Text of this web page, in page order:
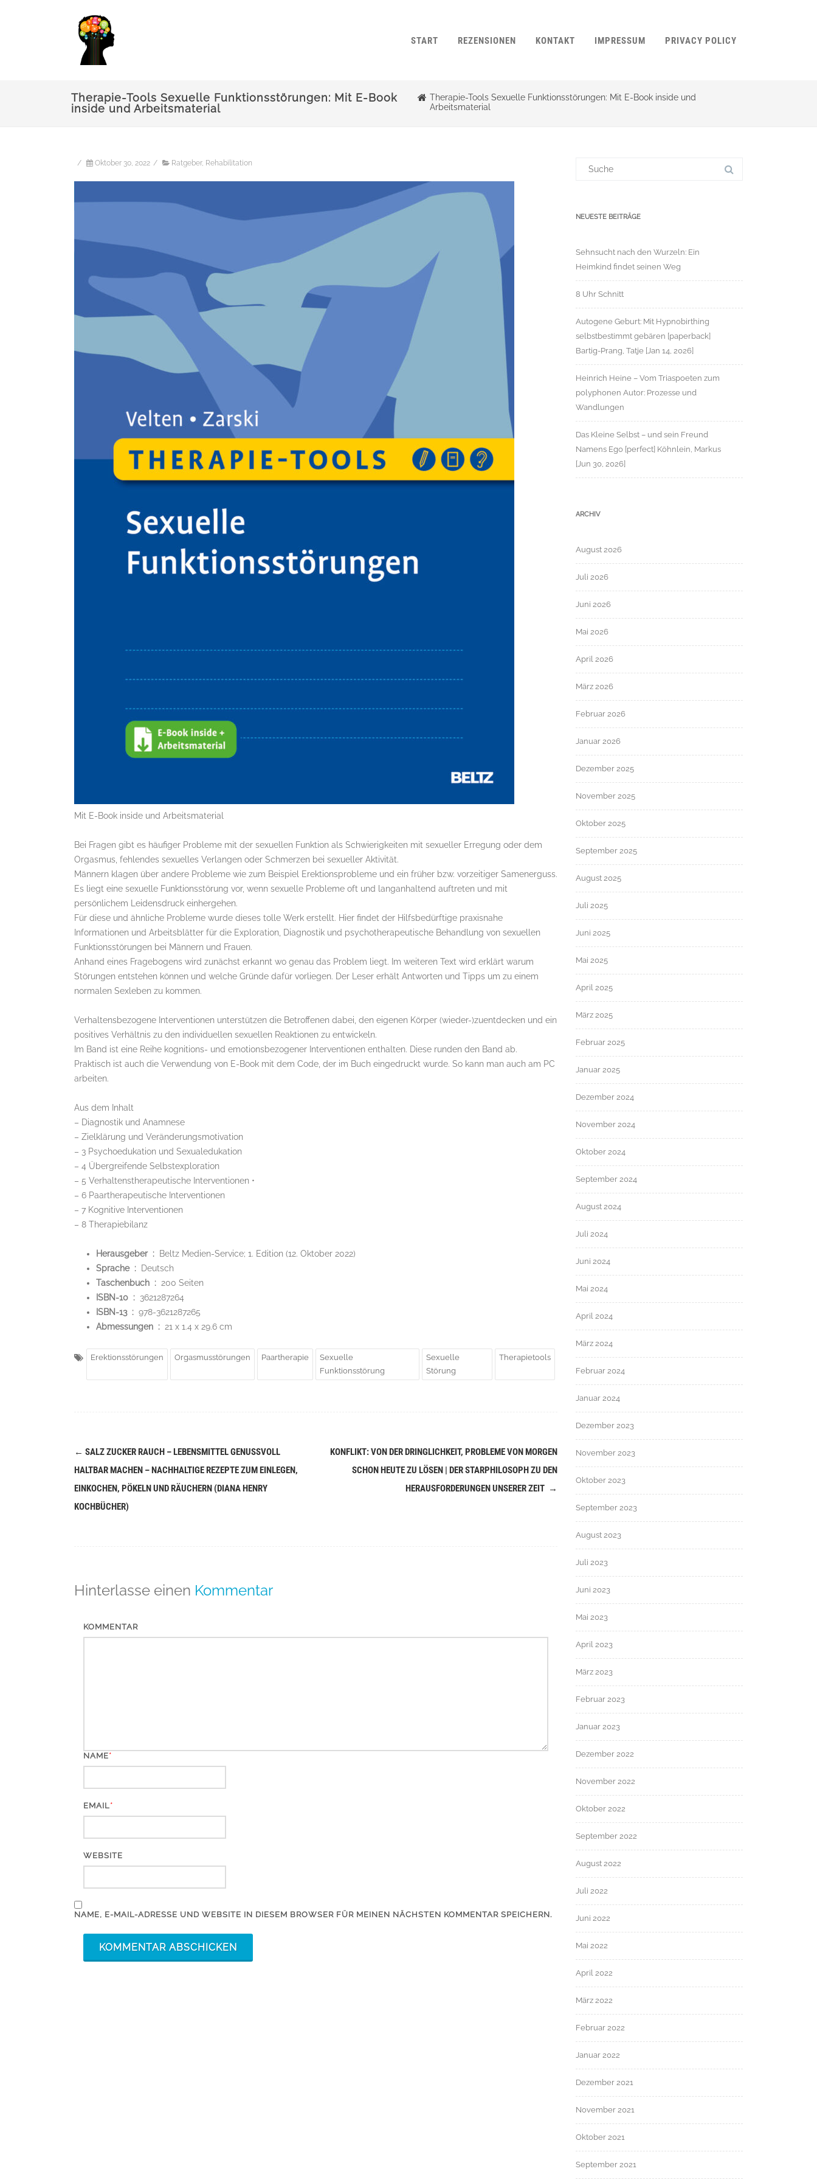
START REZENSIONEN KONTAKT IMPRESSUM PRIVACY POLICY
Therapie-Tools Sexuelle Funktionsstörungen: Mit E-Book
inside und Arbeitsmaterial
Therapie-Tools Sexuelle Funktionsstörungen: Mit E-Book inside und
Arbeitsmaterial
/ Oktober 30, 2022 / Ratgeber, Rehabilitation
Mit E-Book inside und Arbeitsmaterial
Bei Fragen gibt es häufiger Probleme mit der sexuellen Funktion als Schwierigkeiten mit sexueller Erregung oder dem
Orgasmus, fehlendes sexuelles Verlangen oder Schmerzen bei sexueller Aktivität.
Männern klagen über andere Probleme wie zum Beispiel Erektionsprobleme und ein früher bzw. vorzeitiger Samenerguss.
Es liegt eine sexuelle Funktionsstörung vor, wenn sexuelle Probleme oft und langanhaltend auftreten und mit
persönlichem Leidensdruck einhergehen.
Für diese und ähnliche Probleme wurde dieses tolle Werk erstellt. Hier findet der Hilfsbedürftige praxisnahe
Informationen und Arbeitsblätter für die Exploration, Diagnostik und psychotherapeutische Behandlung von sexuellen
Funktionsstörungen bei Männern und Frauen.
Anhand eines Fragebogens wird zunächst erkannt wo genau das Problem liegt. Im weiteren Text wird erklärt warum
Störungen entstehen können und welche Gründe dafür vorliegen. Der Leser erhält Antworten und Tipps um zu einem
normalen Sexleben zu kommen.
Verhaltensbezogene Interventionen unterstützen die Betroffenen dabei, den eigenen Körper (wieder-)zuentdecken und ein
positives Verhältnis zu den individuellen sexuellen Reaktionen zu entwickeln.
Im Band ist eine Reihe kognitions- und emotionsbezogener Interventionen enthalten. Diese runden den Band ab.
Praktisch ist auch die Verwendung von E-Book mit dem Code, der im Buch eingedruckt wurde. So kann man auch am PC
arbeiten.
Aus dem Inhalt
– Diagnostik und Anamnese
– Zielklärung und Veränderungsmotivation
– 3 Psychoedukation und Sexualedukation
– 4 Übergreifende Selbstexploration
– 5 Verhaltenstherapeutische Interventionen •
– 6 Paartherapeutische Interventionen
– 7 Kognitive Interventionen
– 8 Therapiebilanz
Herausgeber ‏ : ‎
Beltz Medien-Service; 1. Edition (12. Oktober 2022)
Sprache ‏ : ‎
Deutsch
Taschenbuch ‏ : ‎ 200 Seiten
ISBN-10 ‏ : ‎ 3621287264
ISBN-13 ‏ : ‎ 978-3621287265
Abmessungen ‏ : ‎ 21 x 1.4 x 29.6 cm
Erektionsstörungen Orgasmusstörungen Paartherapie
Sexuelle
Funktionsstörung
Sexuelle
Störung
Therapietools
Navigation
(Beiträge)
← SALZ ZUCKER RAUCH – LEBENSMITTEL GENUSSVOLL
HALTBAR MACHEN – NACHHALTIGE REZEPTE ZUM EINLEGEN,
EINKOCHEN, PÖKELN UND RÄUCHERN (DIANA HENRY
KOCHBÜCHER)
KONFLIKT: VON DER DRINGLICHKEIT, PROBLEME VON MORGEN
SCHON HEUTE ZU LÖSEN | DER STARPHILOSOPH ZU DEN
HERAUSFORDERUNGEN UNSERER ZEIT →
Hinterlasse einen Kommentar
KOMMENTAR
NAME*
EMAIL*
WEBSITE
NAME, E-MAIL-ADRESSE UND WEBSITE IN DIESEM BROWSER FÜR MEINEN NÄCHSTEN KOMMENTAR SPEICHERN.
NEUESTE BEITRÄGE
Sehnsucht nach den Wurzeln: Ein
Heimkind findet seinen Weg
8 Uhr Schnitt
Autogene Geburt: Mit Hypnobirthing
selbstbestimmt gebären [paperback]
Bartig-Prang, Tatje [Jan 14, 2026]
Heinrich Heine – Vom Triaspoeten zum
polyphonen Autor: Prozesse und
Wandlungen
Das Kleine Selbst – und sein Freund
Namens Ego [perfect] Köhnlein, Markus
[Jun 30, 2026]
ARCHIV
August 2026
Juli 2026
Juni 2026
Mai 2026
April 2026
März 2026
Februar 2026
Januar 2026
Dezember 2025
November 2025
Oktober 2025
September 2025
August 2025
Juli 2025
Juni 2025
Mai 2025
April 2025
März 2025
Februar 2025
Januar 2025
Dezember 2024
November 2024
Oktober 2024
September 2024
August 2024
Juli 2024
Juni 2024
Mai 2024
April 2024
März 2024
Februar 2024
Januar 2024
Dezember 2023
November 2023
Oktober 2023
September 2023
August 2023
Juli 2023
Juni 2023
Mai 2023
April 2023
März 2023
Februar 2023
Januar 2023
Dezember 2022
November 2022
Oktober 2022
September 2022
August 2022
Juli 2022
Juni 2022
Mai 2022
April 2022
März 2022
Februar 2022
Januar 2022
Dezember 2021
November 2021
Oktober 2021
September 2021